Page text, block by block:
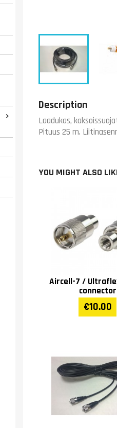

Description
Laadukas,
Pituus 25 m.
YOU MIGHT ALSO
Aircell-7 /
connector
€10.00